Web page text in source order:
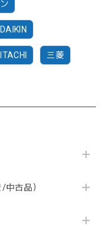
DAIKIN
三菱
古品）